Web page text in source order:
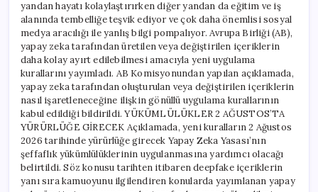
yandan hayatı kolaylaştırırken diğer yandan da eğitim ve iş
alanında tembelliğe teşvik ediyor ve çok daha önemlisi sosyal
medya aracılığı ile yanlış bilgi pompalıyor. Avrupa Birliği (AB),
yapay zeka tarafından üretilen veya değiştirilen içeriklerin
daha kolay ayırt edilebilmesi amacıyla yeni uygulama
kurallarını yayımladı. AB Komisyonundan yapılan açıklamada,
yapay zeka tarafından oluşturulan veya değiştirilen içeriklerin
nasıl işaretleneceğine ilişkin gönüllü uygulama kurallarının
kabul edildiği bildirildi. YÜKÜMLÜLÜKLER 2 AĞUSTOS’TA
YÜRÜRLÜĞE GİRECEK Açıklamada, yeni kuralların 2 Ağustos
2026 tarihinde yürürlüğe girecek Yapay Zeka Yasası’nın
şeffaflık yükümlülüklerinin uygulanmasına yardımcı olacağı
belirtildi. Söz konusu tarihten itibaren deepfake içeriklerin
yanı sıra kamuoyunu ilgilendiren konularda yayımlanan yapay